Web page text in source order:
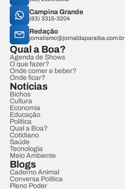
Campina Grande
(83) 3315-3204
Redação
jornalismo@jornaldaparaiba.com.br
Qual a Boa?
Agenda de Shows
O que fazer?
Onde comer e beber?
Onde ficar?
Notícias
Bichos
Cultura
Economia
Educação
Política
Qual a Boa?
Cotidiano
Saúde
Tecnologia
Meio Ambiente
Blogs
Caderno Animal
Conversa Política
Pleno Poder